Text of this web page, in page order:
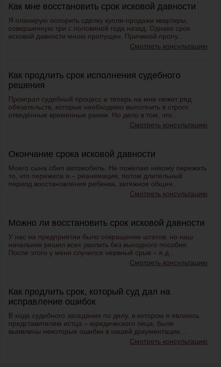
Как мне восстановить срок исковой давности
Я планирую оспорить сделку купли-продажи квартиры,
совершенную три с половиной года назад. Однако срок
исковой давности мною пропущен. Причиной пропу...
Смотреть консультацию
Как продлить срок исполнения судебного
решения
Проиграл судебный процесс и теперь на мне лежит ряд
обязательств, которые необходимо выполнить в строго
отведённые временные рамки. Но дело в том, что...
Смотреть консультацию
Окончание срока исковой давности
Моего сына сбил автомобиль. Не пожелаю никому пережить
то, что пережила я – реанимация, потом длительный
период восстановления ребенка, затяжное общен...
Смотреть консультацию
Можно ли восстановить срок исковой давности
У нас на предприятии было сокращение штатов, но наш
начальник решил всех уволить без выходного пособия.
После этого у меня случился нервный срыв – я д...
Смотреть консультацию
Как продлить срок, который суд дал на
исправление ошибок
В ходе судебного заседания по делу, в котором я являюсь
представителем истца – юридического лица, были
выявлены некоторые ошибки в нашей документации....
Смотреть консультацию